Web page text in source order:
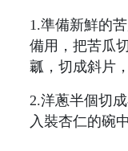
1.準備新鮮的
備用，把苦瓜
瓤，切成斜片
2.洋蔥半個切
入裝杏仁的碗中